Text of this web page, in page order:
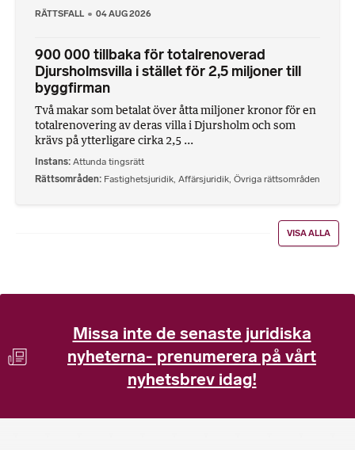
RÄTTSFALL 04 AUG 2026
900 000 tillbaka för totalrenoverad
Djursholmsvilla i stället för 2,5 miljoner till
byggfirman
Två makar som betalat över åtta miljoner kronor för en
totalrenovering av deras villa i Djursholm och som
krävs på ytterligare cirka 2,5 ...
Instans Attunda tingsrätt
Rättsområden Fastighetsjuridik, Affärsjuridik, Övriga rättsområden
VISA ALLA
Missa inte de senaste juridiska
nyheterna- prenumerera på vårt
nyhetsbrev idag!